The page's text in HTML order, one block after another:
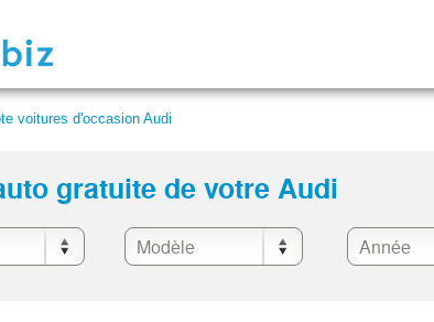
voitures d'occasion Audi
gratuite de votre Audi